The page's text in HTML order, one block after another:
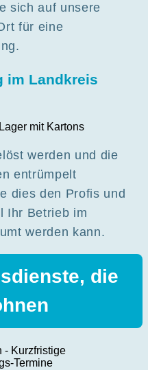
sich auf unsere
für eine
im Landkreis
werden und die
entrümpelt
dies den Profis und
Ihr Betrieb im
werden kann.
die